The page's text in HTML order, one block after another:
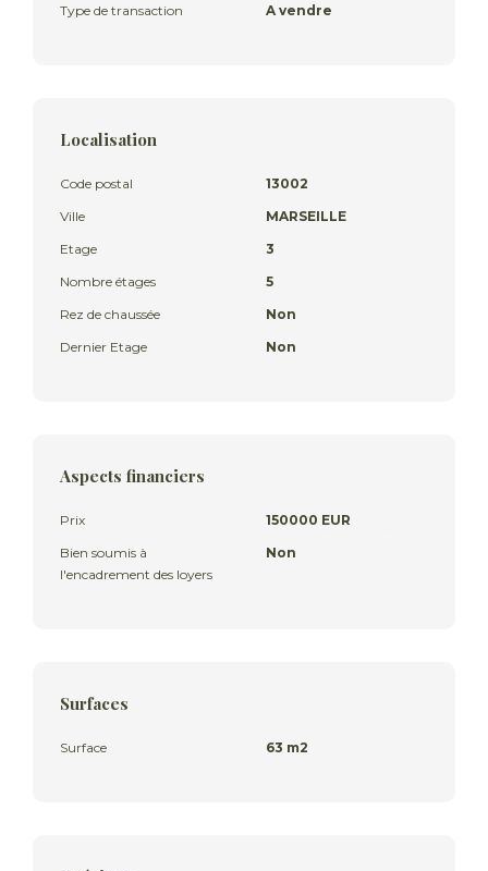
Type de transaction
A vendre
Localisation
Code postal
13002
Ville
MARSEILLE
Etage
3
Nombre étages
5
Rez de chaussée
Non
Dernier Etage
Non
Aspects financiers
Prix
150000 EUR
Bien soumis à
l'encadrement des loyers
Non
Surfaces
Surface 63 m2